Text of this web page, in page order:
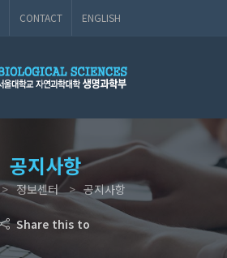
CONTACT ENGLISH
공지사항
정보센터 공지사항
Share this to